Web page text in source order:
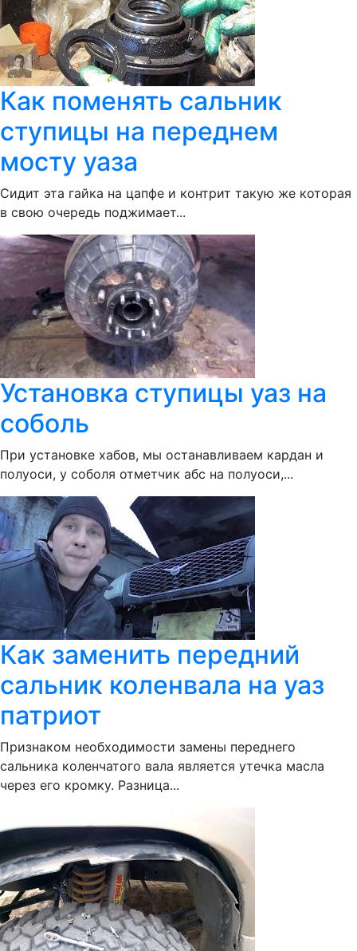
Как поменять сальник
ступицы на переднем
мосту уаза
Сидит эта гайка на цапфе и контрит такую же которая
в свою очередь поджимает...
Установка ступицы уаз на
соболь
При установке хабов, мы останавливаем кардан и
полуоси, у соболя отметчик абс на полуоси,...
Как заменить передний
сальник коленвала на уаз
патриот
Признаком необходимости замены переднего
сальника коленчатого вала является утечка масла
через его кромку. Разница...